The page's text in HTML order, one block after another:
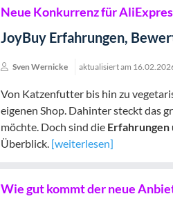
Neue Konkurrenz für
JoyBuy Erfahrungen,
Sven Wernicke aktualisiert am
Von Katzenfutter bis hin zu
eigenen Shop. Dahinter steckt das
möchte. Doch sind die Erfahrungen
Überblick. [weiterlesen]
Wie gut kommt der neue